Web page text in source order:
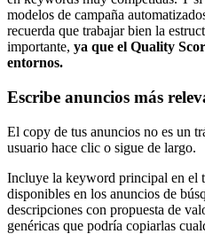
modelos de campaña
recuerda que trabajar bien la
importante, ya que el Quality
entornos.
Escribe anuncios más
El copy de tus anuncios no es un
usuario hace clic o sigue de largo.
Incluye la keyword principal en el
disponibles en los anuncios de
descripciones con propuesta de
genéricas que podría copiarlas